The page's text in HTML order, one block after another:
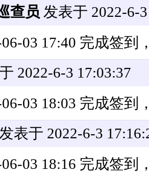
查员 发表于 2022-6-
03 17:40 完成签到
2022-6-3 17:03:37
03 18:03 完成签到
表于 2022-6-3
03 18:16 完成签到